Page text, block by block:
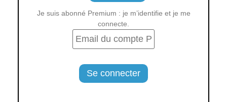
Je suis abonné Premium : je m’identifie et je me
connecte.